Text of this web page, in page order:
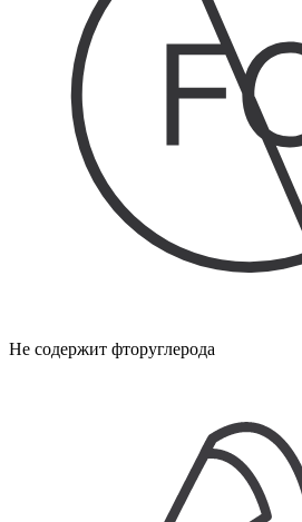
Не содержит фторуглерода